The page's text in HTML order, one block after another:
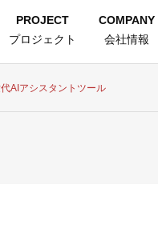
PROJECT
プロジェクト
COMPANY
会社情報
AIアシスタントツール